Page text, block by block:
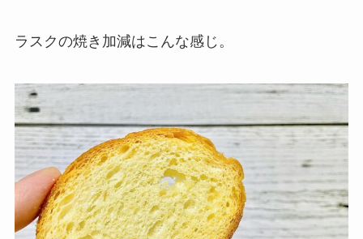
ラスクの焼き加減はこんな感じ。